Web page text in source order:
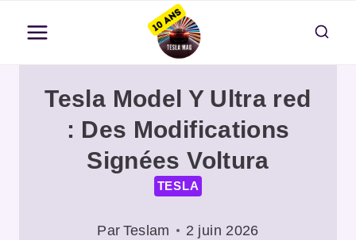
contenu
Tesla Model Y Ultra red
: Des Modifications
Signées Voltura
TESLA
Par Teslam 2 juin 2026